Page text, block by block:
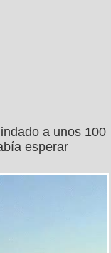
a unos 100
esperar